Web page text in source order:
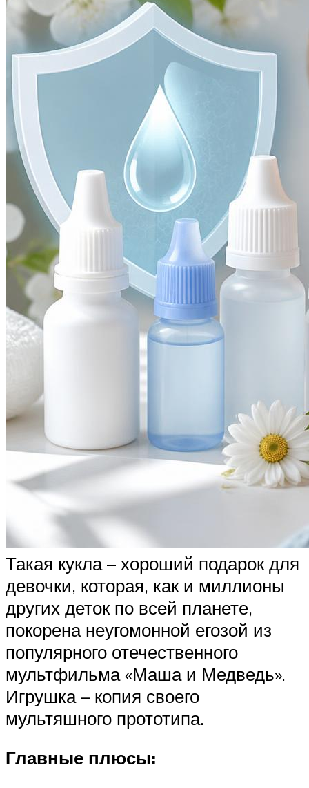
Такая кукла – хороший подарок для
девочки, которая, как и миллионы
других деток по всей планете,
покорена неугомонной егозой из
популярного отечественного
мультфильма «Маша и Медведь».
Игрушка – копия своего
мультяшного прототипа.
Главные плюсы: